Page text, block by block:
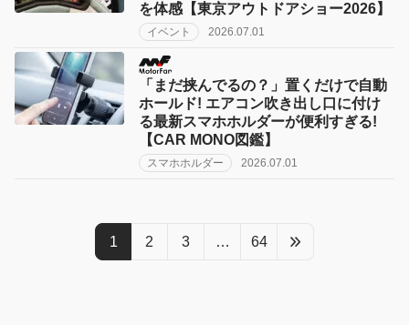
を体感【東京アウトドアショー2026】
イベント 2026.07.01
「まだ挟んでるの？」置くだけで自動
ホールド! エアコン吹き出し口に付け
る最新スマホホルダーが便利すぎる!
【CAR MONO図鑑】
スマホホルダー 2026.07.01
1 2 3 … 64